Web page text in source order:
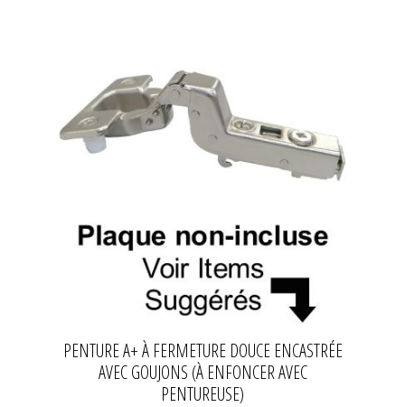
PENTURE A+ À FERMETURE DOUCE ENCASTRÉE
AVEC GOUJONS (À ENFONCER AVEC
PENTUREUSE)